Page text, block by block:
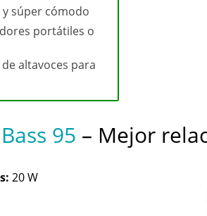
súper cómodo
portátiles o
altavoces para
95 – Mejor
20 W